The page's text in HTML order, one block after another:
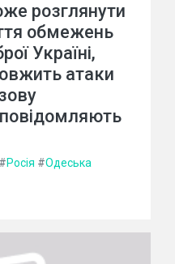
розглянути
обмежень
Україні,
атаки
#Росія #Одеська